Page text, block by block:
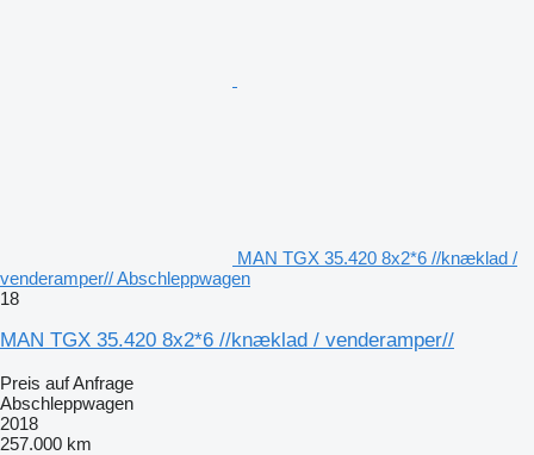
MAN TGX 35.420 8x2*6 //knæklad /
venderamper// Abschleppwagen
18
MAN TGX 35.420 8x2*6 //knæklad / venderamper//
Preis auf Anfrage
Abschleppwagen
2018
257.000 km